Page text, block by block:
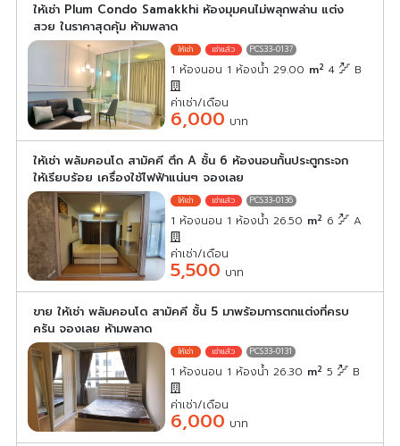
ให้เช่า Plum Condo Samakkhi ห้องมุมคนไม่พลุกพล่าน แต่ง
สวย ในราคาสุดคุ้ม ห้ามพลาด
PCS33-0137
1 ห้องนอน 1 ห้องน้ำ 29.00 m2 4 B
ค่าเช่า/เดือน
6,000 บาท
ให้เช่า พลัมคอนโด สามัคคี ตึก A ชั้น 6 ห้องนอนกั้นประตูกระจก
ให้เรียบร้อย เครื่องใช้ไฟฟ้าแน่นๆ จองเลย
PCS33-0136
1 ห้องนอน 1 ห้องน้ำ 26.50 m2 6 A
ค่าเช่า/เดือน
5,500 บาท
ขาย ให้เช่า พลัมคอนโด สามัคคี ชั้น 5 มาพร้อมการตกแต่งที่ครบ
ครัน จองเลย ห้ามพลาด
PCS33-0131
1 ห้องนอน 1 ห้องน้ำ 26.30 m2 5 B
ค่าเช่า/เดือน
6,000 บาท